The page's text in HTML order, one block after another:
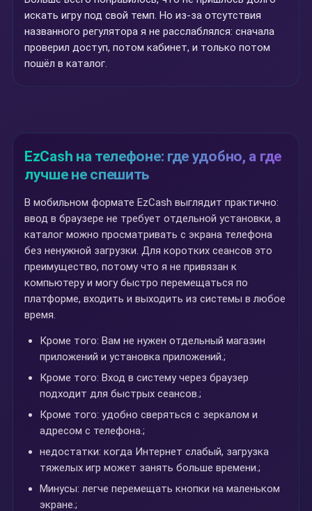
искать игру под свой темп. Но из-за отсутствия
названного регулятора я не расслаблялся: сначала
проверил доступ, потом кабинет, и только потом
пошёл в каталог.
EzCash на телефоне: где удобно, а где
лучше не спешить
В мобильном формате EzCash выглядит практично:
ввод в браузере не требует отдельной установки, а
каталог можно просматривать с экрана телефона
без ненужной загрузки. Для коротких сеансов это
преимущество, потому что я не привязан к
компьютеру и могу быстро перемещаться по
платформе, входить и выходить из системы в любое
время.
Кроме того: Вам не нужен отдельный магазин
приложений и установка приложений.;
Кроме того: Вход в систему через браузер
подходит для быстрых сеансов.;
Кроме того: удобно сверяться с зеркалом и
адресом с телефона.;
недостатки: когда Интернет слабый, загрузка
тяжелых игр может занять больше времени.;
Минусы: легче перемещать кнопки на маленьком
экране.;